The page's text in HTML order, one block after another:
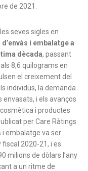
de 2021.
seves sigles en
i embalatge a
dècada, passant
8,6 quilograms en
el creixement del
individus, la demanda
envasats, i els avanços
i productes
per Care Ràtings
i embalatge va ser
fiscal 2020-21, i es
milions de dòlars l’any
a un ritme de